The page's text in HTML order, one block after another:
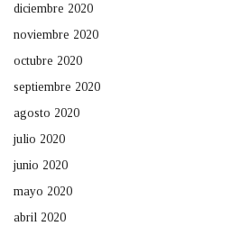
diciembre 2020
noviembre 2020
octubre 2020
septiembre 2020
agosto 2020
julio 2020
junio 2020
mayo 2020
abril 2020